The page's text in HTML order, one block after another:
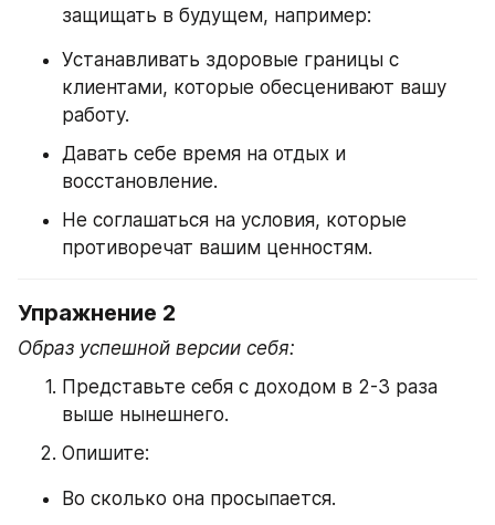
защищать в будущем, например:
Устанавливать здоровые границы с
клиентами, которые обесценивают вашу
работу.
Давать себе время на отдых и
восстановление.
Не соглашаться на условия, которые
противоречат вашим ценностям.
Упражнение 2
Образ успешной версии себя:
Представьте себя с доходом в 2-3 раза
выше нынешнего.
Опишите:
Во сколько она просыпается.